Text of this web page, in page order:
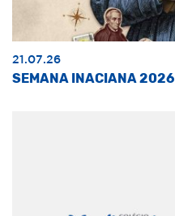
21.07.26
SEMANA INACIANA 2026